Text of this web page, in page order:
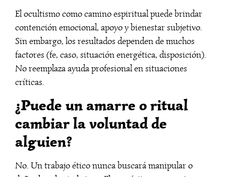
El ocultismo como camino espiritual puede brindar
contención emocional, apoyo y bienestar subjetivo.
Sin embargo, los resultados dependen de muchos
factores (fe, caso, situación energética, disposición).
No reemplaza ayuda profesional en situaciones
críticas.
¿Puede un amarre o ritual
cambiar la voluntad de
alguien?
No. Un trabajo ético nunca buscará manipular o